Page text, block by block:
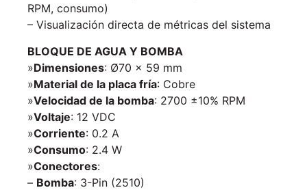
RPM, consumo)
– Visualización directa de métricas del sistema
BLOQUE DE AGUA Y BOMBA
»Dimensiones: Ø70 x 59 mm
»Material de la placa fría: Cobre
»Velocidad de la bomba: 2700 ±10% RPM
»Voltaje: 12 VDC
»Corriente: 0.2 A
»Consumo: 2.4 W
»Conectores:
– Bomba: 3-Pin (2510)